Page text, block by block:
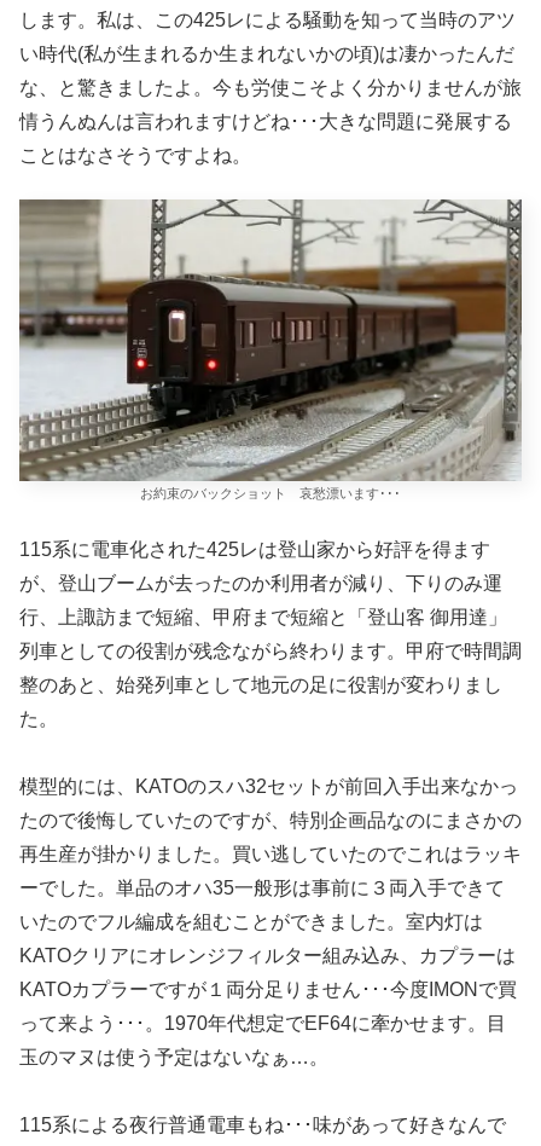
します。私は、この425レによる騒動を知って当時のアツ
い時代(私が生まれるか生まれないかの頃)は凄かったんだ
な、と驚きましたよ。今も労使こそよく分かりませんが旅
情うんぬんは言われますけどね･･･大きな問題に発展する
ことはなさそうですよね。
お約束のバックショット 哀愁漂います･･･
115系に電車化された425レは登山家から好評を得ます
が、登山ブームが去ったのか利用者が減り、下りのみ運
行、上諏訪まで短縮、甲府まで短縮と「登山客 御用達」
列車としての役割が残念ながら終わります。甲府で時間調
整のあと、始発列車として地元の足に役割が変わりまし
た。
模型的には、KATOのスハ32セットが前回入手出来なかっ
たので後悔していたのですが、特別企画品なのにまさかの
再生産が掛かりました。買い逃していたのでこれはラッキ
ーでした。単品のオハ35一般形は事前に３両入手できて
いたのでフル編成を組むことができました。室内灯は
KATOクリアにオレンジフィルター組み込み、カプラーは
KATOカプラーですが１両分足りません･･･今度IMONで買
って来よう･･･。1970年代想定でEF64に牽かせます。目
玉のマヌは使う予定はないなぁ…。
115系による夜行普通電車もね･･･味があって好きなんで